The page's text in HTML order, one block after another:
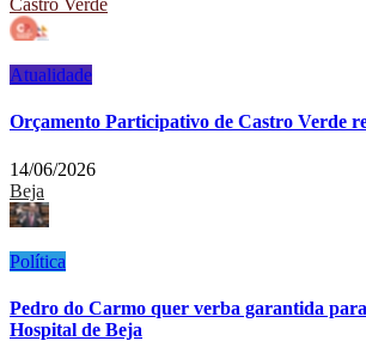
Castro Verde
Atualidade
Orçamento Participativo de Castro Verde
14/06/2026
Beja
Política
Pedro do Carmo quer verba garantida
Hospital de Beja